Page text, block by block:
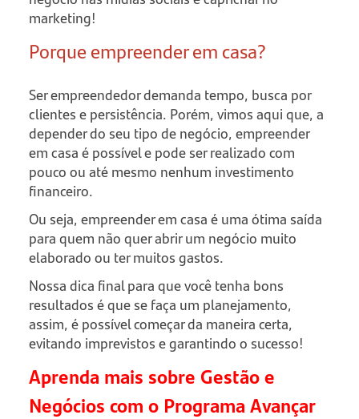
marketing!
Porque empreender em casa?
Ser empreendedor demanda tempo, busca por
clientes e persistência. Porém, vimos aqui que, a
depender do seu tipo de negócio, empreender
em casa é possível e pode ser realizado com
pouco ou até mesmo nenhum investimento
financeiro.
Ou seja, empreender em casa é uma ótima saída
para quem não quer abrir um negócio muito
elaborado ou ter muitos gastos.
Nossa dica final para que você tenha bons
resultados é que se faça um planejamento,
assim, é possível começar da maneira certa,
evitando imprevistos e garantindo o sucesso!
Aprenda mais sobre Gestão e
Negócios com o Programa Avançar